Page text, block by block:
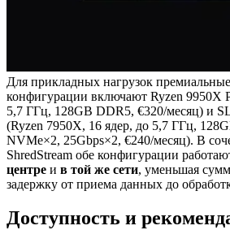
Для прикладных нагрузок
конфигурации включают Ryzen 9950X
5,7 ГГц, 128GB DDR5, €320/месяц) и
(Ryzen 7950X, 16 ядер, до 5,7 ГГц,
NVMe×2, 25Gbps×2, €240/месяц). В
ShredStream обе конфигурации
центре и в той же сети, уменьшая
задержку от приема данных до
Доступность и